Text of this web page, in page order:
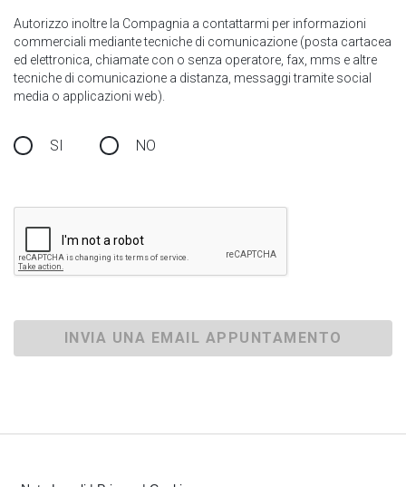
Autorizzo inoltre la Compagnia a contattarmi per informazioni
commerciali mediante tecniche di comunicazione (posta cartacea
ed elettronica, chiamate con o senza operatore, fax, mms e altre
tecniche di comunicazione a distanza, messaggi tramite social
media o applicazioni web).
SI NO
INVIA UNA EMAIL APPUNTAMENTO